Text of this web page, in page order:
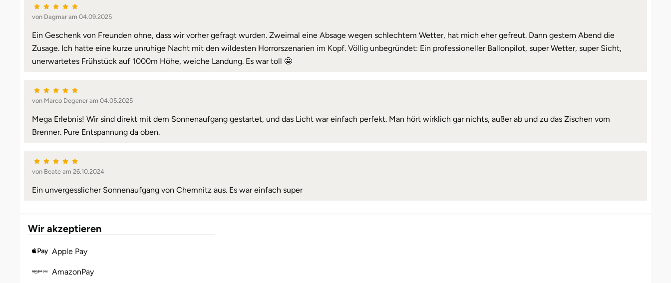
von Dagmar am 04.09.2025
Ein Geschenk von Freunden ohne, dass wir vorher gefragt wurden. Zweimal eine Absage wegen schlechtem Wetter, hat mich eher gefreut. Dann gestern Abend die
Zusage. Ich hatte eine kurze unruhige Nacht mit den wildesten Horrorszenarien im Kopf. Völlig unbegründet: Ein professioneller Ballonpilot, super Wetter, super Sicht,
unerwartetes Frühstück auf 1000m Höhe, weiche Landung. Es war toll 🤩
von Marco Degener am 04.05.2025
Mega Erlebnis! Wir sind direkt mit dem Sonnenaufgang gestartet, und das Licht war einfach perfekt. Man hört wirklich gar nichts, außer ab und zu das Zischen vom
Brenner. Pure Entspannung da oben.
von Beate am 26.10.2024
Ein unvergesslicher Sonnenaufgang von Chemnitz aus. Es war einfach super
Wir akzeptieren
Apple Pay
AmazonPay